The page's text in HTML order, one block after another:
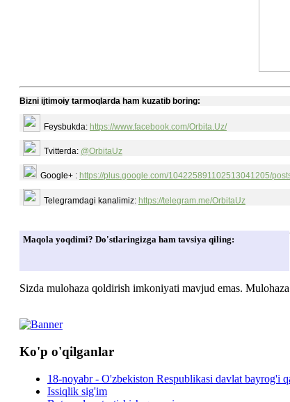
Bizni ijtimoiy tarmoqlarda ham kuzatib boring:
Feysbukda: https://www.facebook.com/Orbita.Uz/
Tvitterda: @OrbitaUz
Google+ : https://plus.google.com/104225891102513041205/
Telegramdagi kanalimiz: https://telegram.me/OrbitaUz
Maqola yoqdimi? Do'stlaringizga ham tavsiya qiling:
Sizda mulohaza qoldirish imkoniyati mavjud emas.
Ko'p o'qilganlar
18-noyabr - O'zbekiston Respublikasi davlat bayrog'i
Issiqlik sig'im